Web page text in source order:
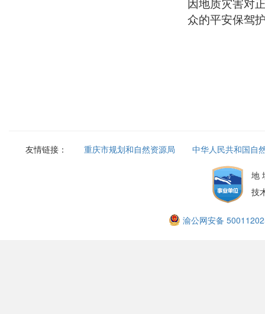
因地质灾害对
众的平安保驾
友情链接： 重庆市规划和自然资源局 中华人民共和国自
地
技
渝公网安备